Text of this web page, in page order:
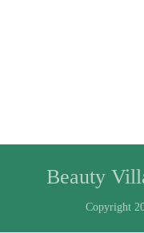
Beauty
Copyright